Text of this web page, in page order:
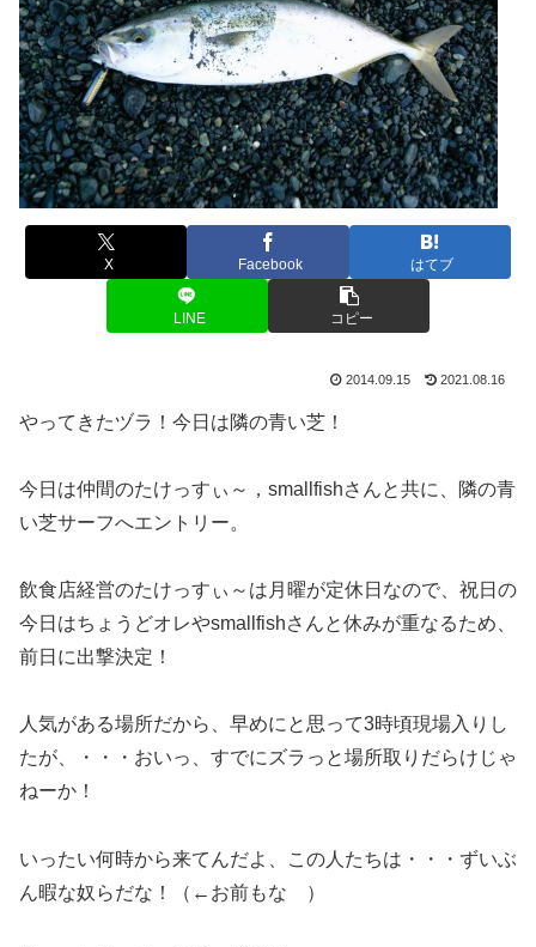
X Facebook はてブ
LINE コピー
2014.09.15 2021.08.16
やってきたヅラ！今日は隣の青い芝！
今日は仲間のたけっすぃ～，smallfishさんと共に、隣の青
い芝サーフへエントリー。
飲食店経営のたけっすぃ～は月曜が定休日なので、祝日の
今日はちょうどオレやsmallfishさんと休みが重なるため、
前日に出撃決定！
人気がある場所だから、早めにと思って3時頃現場入りし
たが、・・・おいっ、すでにズラっと場所取りだらけじゃ
ねーか！
いったい何時から来てんだよ、この人たちは・・・ずいぶ
ん暇な奴らだな！（←お前もな ）